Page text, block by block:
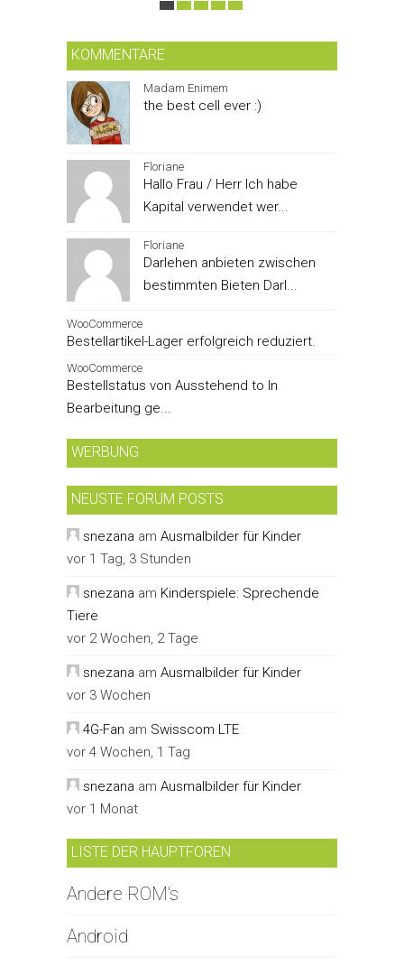
KOMMENTARE
Madam Enimem
the best cell ever :)
Floriane
Hallo Frau / Herr Ich habe
Kapital verwendet wer...
Floriane
Darlehen anbieten zwischen
bestimmten Bieten Darl...
WooCommerce
Bestellartikel-Lager erfolgreich reduziert.
WooCommerce
Bestellstatus von Ausstehend to In
Bearbeitung ge...
WERBUNG
NEUSTE FORUM POSTS
snezana am Ausmalbilder für Kinder
vor 1 Tag, 3 Stunden
snezana am Kinderspiele: Sprechende
Tiere
vor 2 Wochen, 2 Tage
snezana am Ausmalbilder für Kinder
vor 3 Wochen
4G-Fan am Swisscom LTE
vor 4 Wochen, 1 Tag
snezana am Ausmalbilder für Kinder
vor 1 Monat
LISTE DER HAUPTFOREN
Andere ROM's
Android